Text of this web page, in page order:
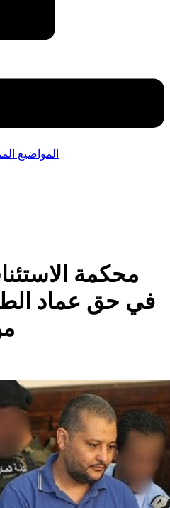
المواضيع
محكمة
في حق عماد